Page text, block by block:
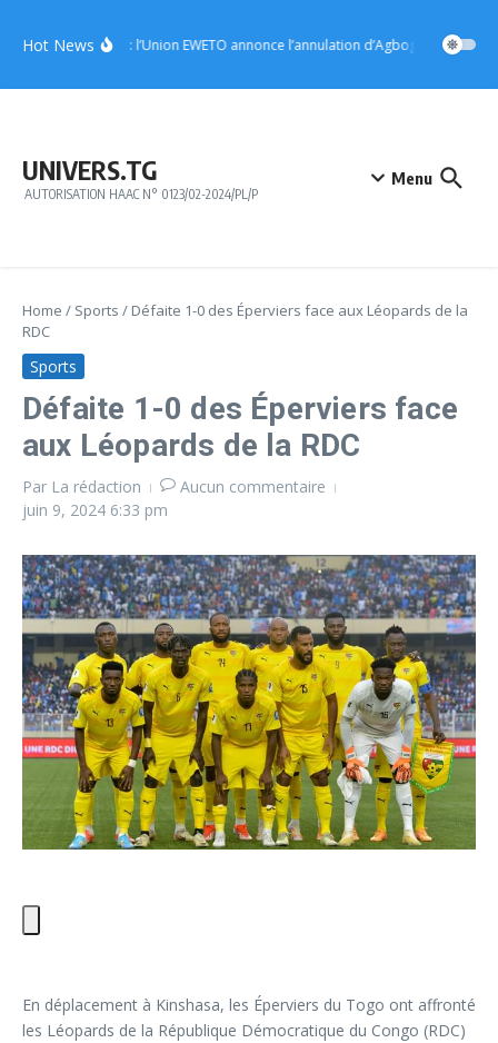
Hot NewsNotsè : l’Union EWETO annonce l’annulation d’Agbogboza 2026
UNIVERS.TG
AUTORISATION HAAC N° 0123/02-2024/PL/P
Menu
Home / Sports / Défaite 1-0 des Éperviers face aux Léopards de la
RDC
Sports
Défaite 1-0 des Éperviers face
aux Léopards de la RDC
Par La rédaction
Aucun commentaire
juin 9, 2024 6:33 pm
En déplacement à Kinshasa, les Éperviers du Togo ont affronté
les Léopards de la République Démocratique du Congo (RDC)